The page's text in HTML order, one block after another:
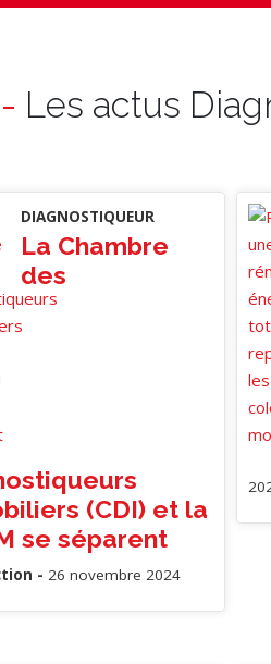
- Les actus
DIAGNOSTIQUEUR
La Chambre
des
(CDI) et la
se séparent
-26 novembre 2024